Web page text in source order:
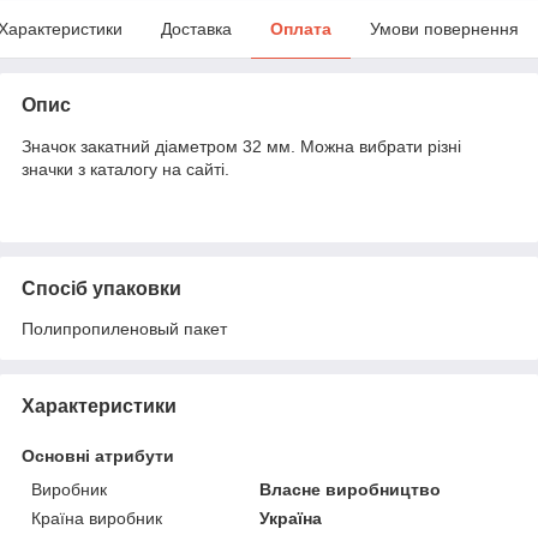
Доставка Оплата Умови повернення
Опис
Значок закатний діаметром 32 мм. Можна вибрати різні
значки з каталогу на сайті.
Спосіб упаковки
Полипропиленовый пакет
Характеристики
Основні атрибути
Виробник
Власне виробництво
Країна виробник
Україна